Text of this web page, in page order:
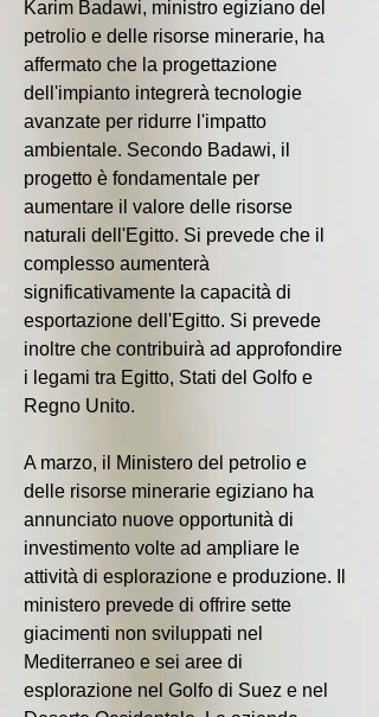
Karim Badawi, ministro egiziano del
petrolio e delle risorse minerarie, ha
affermato che la progettazione
dell'impianto integrerà tecnologie
avanzate per ridurre l'impatto
ambientale. Secondo Badawi, il
progetto è fondamentale per
aumentare il valore delle risorse
naturali dell'Egitto. Si prevede che il
complesso aumenterà
significativamente la capacità di
esportazione dell'Egitto. Si prevede
inoltre che contribuirà ad approfondire
i legami tra Egitto, Stati del Golfo e
Regno Unito.
A marzo, il Ministero del petrolio e
delle risorse minerarie egiziano ha
annunciato nuove opportunità di
investimento volte ad ampliare le
attività di esplorazione e produzione. Il
ministero prevede di offrire sette
giacimenti non sviluppati nel
Mediterraneo e sei aree di
esplorazione nel Golfo di Suez e nel